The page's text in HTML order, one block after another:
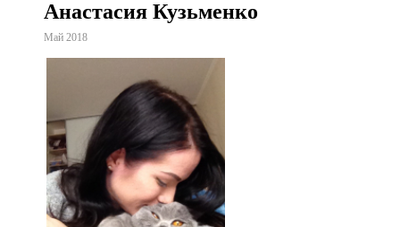
Анастасия Кузьменко
Май 2018